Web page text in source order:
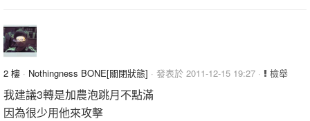
2 樓 · Nothingness BONE[關閉狀態] · 發表於 2011-12-15 19:27 · 檢舉
我建議3轉是加農泡跳月不點滿
因為很少用他來攻擊